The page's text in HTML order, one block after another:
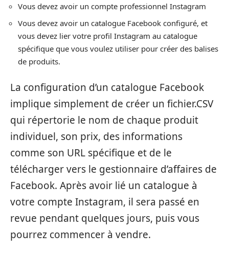
Vous devez avoir un compte professionnel Instagram
Vous devez avoir un catalogue Facebook configuré, et
vous devez lier votre profil Instagram au catalogue
spécifique que vous voulez utiliser pour créer des balises
de produits.
La configuration d’un catalogue Facebook
implique simplement de créer un fichier.CSV
qui répertorie le nom de chaque produit
individuel, son prix, des informations
comme son URL spécifique et de le
télécharger vers le gestionnaire d’affaires de
Facebook. Après avoir lié un catalogue à
votre compte Instagram, il sera passé en
revue pendant quelques jours, puis vous
pourrez commencer à vendre.